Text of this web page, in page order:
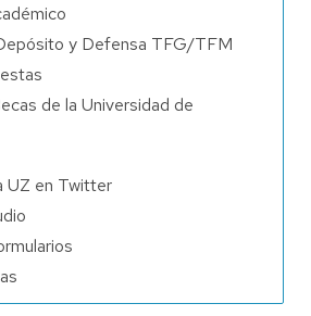
y Defensa TFG/TFM
de la Universidad de
UZ en Twitter